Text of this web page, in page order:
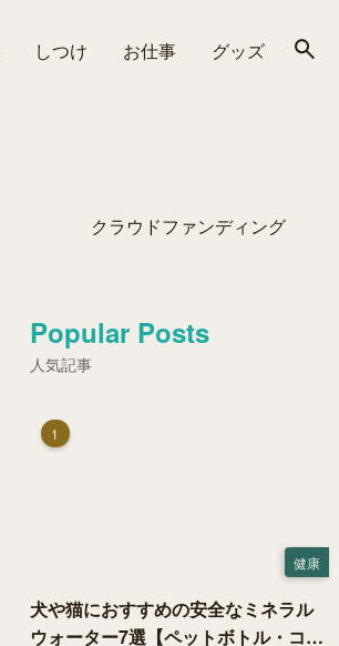
しつけ お仕事 グッズ
クラウドファンディング
Popular Posts
人気記事
1
健康
犬や猫におすすめの安全なミネラル
ウォーター7選【ペットボトル・コン